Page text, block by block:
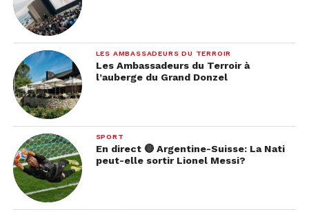
LES AMBASSADEURS DU TERROIR
Les Ambassadeurs du Terroir à
l’auberge du Grand Donzel
SPORT
En direct 🔴 Argentine-Suisse: La Nati
peut-elle sortir Lionel Messi?